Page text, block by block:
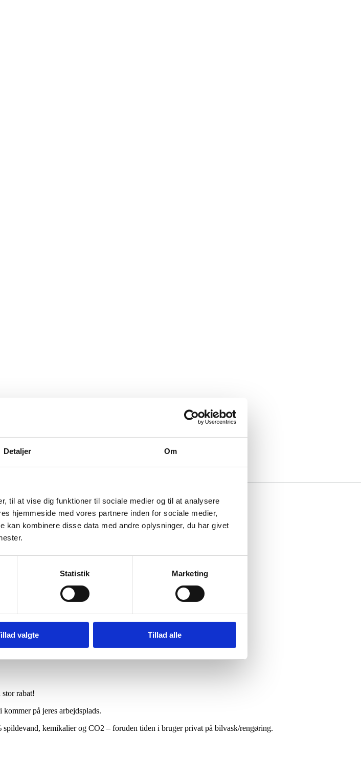
Detaljer Om
til at vise dig funktioner til sociale medier og til at analysere
hjemmeside med vores partnere inden for sociale medier,
kan kombinere disse data med andre oplysninger, du har givet
Statistik Marketing
valgte Tillad alle
rabat!
på jeres arbejdsplads.
kemikalier og CO2 – foruden tiden i bruger privat på bilvask/rengøring.